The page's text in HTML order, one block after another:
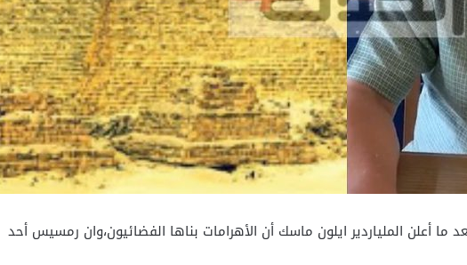
ما أعلن الملياردير ايلون ماسك أن الأهرامات بناها الفضائيون،وان رمسيس أحد